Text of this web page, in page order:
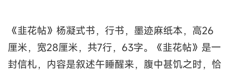
《韭花帖》杨凝式书，行书，墨迹麻纸本，高26
厘米，宽28厘米，共7行，63字。《韭花帖》是一
封信札，内容是叙述午睡醒来，腹中甚饥之时，恰